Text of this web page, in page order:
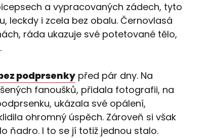
a vypracovaných zádech, tyto
leckdy i zcela bez obalu. Černovlasá
ráda ukazuje své potetované tělo,
podprsenkypřed pár dny. Na
fanoušků, přidala fotografii, na
ukázala své opálení,
ohromný úspěch. Zároveň si však
ňadro. I to se jí totiž jednou stalo.